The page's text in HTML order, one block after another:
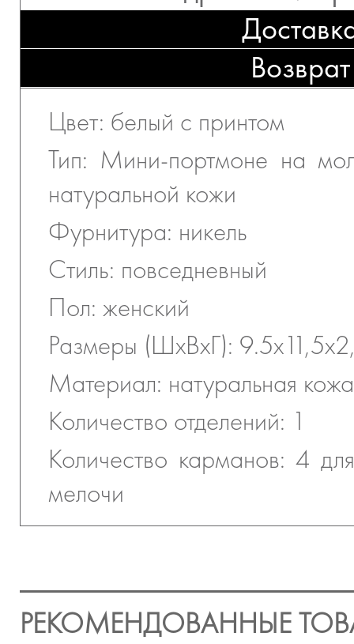
Возврат
Цвет: белый с принтом
Тип: Мини-портмоне на
натуральной кожи
Фурнитура: никель
Стиль: повседневный
Пол: женский
Размеры (ШхВхГ):
Материал: натуральная кожа
Количество отделений: 1
Количество карманов: 4
мелочи
РЕКОМЕНДОВАННЫЕ